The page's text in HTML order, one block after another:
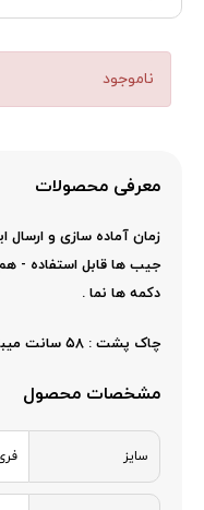
ناموجود
معرفی محصولات
زمان آماده سازی و
جیب ها قابل استفاده -
دکمه ها نما .
چاک پشت : ۵۸ سانت میباشد .
مشخصات محصول
سایز